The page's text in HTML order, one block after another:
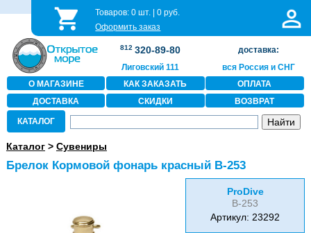
Товаров:0 шт. |0 руб.
Оформить заказ
812 320-89-80
Лиговский 111
доставка:
вся Россия и СНГ
О МАГАЗИНЕ
КАК ЗАКАЗАТЬ
ОПЛАТА
ДОСТАВКА
СКИДКИ ВОЗВРАТ
КАТАЛОГ
Каталог> Сувениры
Брелок Кормовой фонарь красный B-253
ProDive
B-253
Артикул: 23292